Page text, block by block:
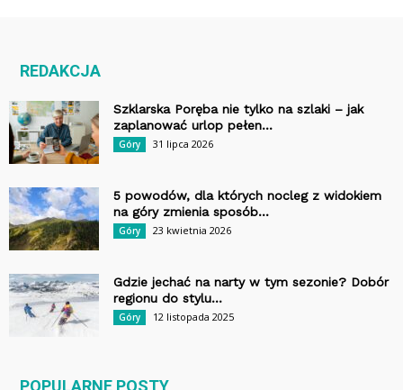
REDAKCJA
Szklarska Poręba nie tylko na szlaki – jak
zaplanować urlop pełen...
Góry 31 lipca 2026
5 powodów, dla których nocleg z widokiem
na góry zmienia sposób...
Góry 23 kwietnia 2026
Gdzie jechać na narty w tym sezonie? Dobór
regionu do stylu...
Góry 12 listopada 2025
POPULARNE POSTY